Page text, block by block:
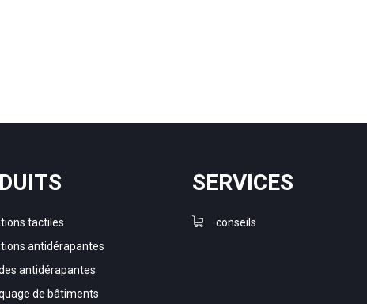
tactiles
antidérapantes
antidérapantes
de bâtiments
SERVICES
conseils